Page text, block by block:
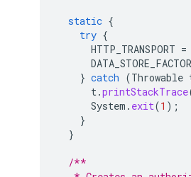
static {
try {
HTTP_TRANSPORT =
} catch (Throwable
t.printStackTrace
System . exit(1 );
}
}
/**